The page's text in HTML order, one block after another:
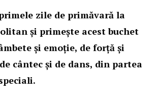
zile de primăvară la
și primește acest buchet
și emoție, de forță și
cântec și de dans, din partea